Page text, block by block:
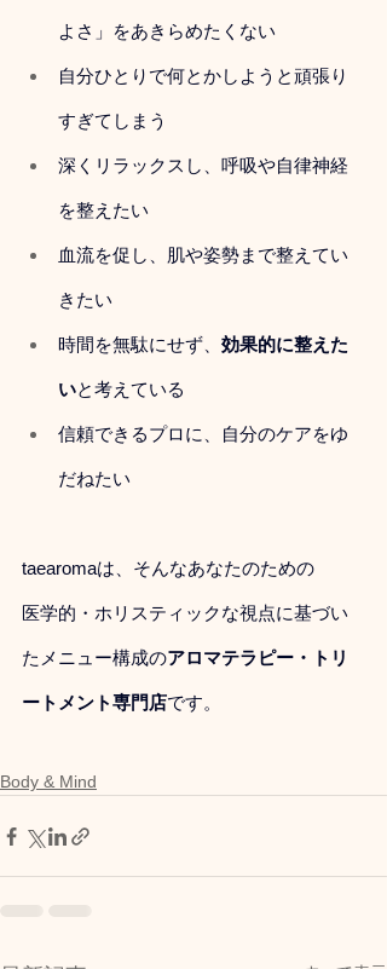
よさ」をあきらめたくない
自分ひとりで何とかしようと頑張り
すぎてしまう
深くリラックスし、呼吸や自律神経
を整えたい
血流を促し、肌や姿勢まで整えてい
きたい
時間を無駄にせず、 効果的に整えた
いと考えている
信頼できるプロに、自分のケアをゆ
だねたい
taearomaは、そんなあなたのための
医学的・ホリスティックな視点に基づい
たメニュー構成のアロマテラピー・トリ
ートメント専門店です。
Body & Mind